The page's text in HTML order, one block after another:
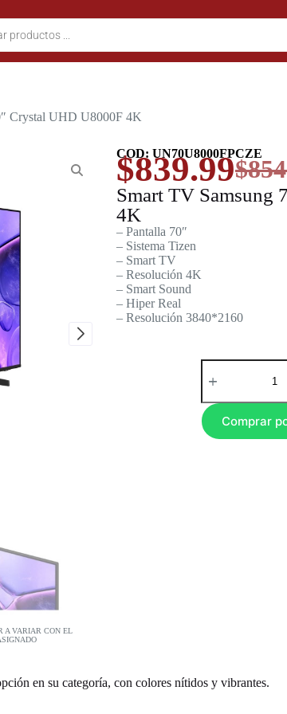
Crystal UHD U8000F 4K
A VARIAR CON EL
COD: UN70U8000FPCZE
$
$839.99
Smart TV Samsung
4K
– Pantalla 70″
– Sistema Tizen
– Smart TV
– Resolución 4K
– Smart Sound
– Hiper Real
– Resolución 3840*2160
Comprar
en su categoría, con colores nítidos y vibrantes.